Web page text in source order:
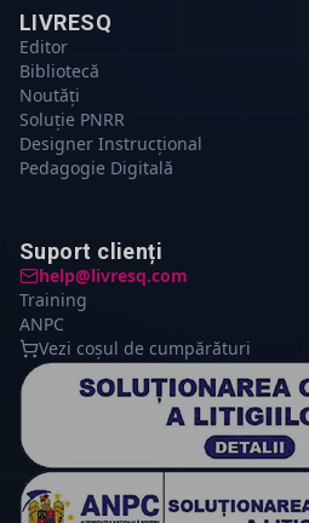
LIVRESQ
Editor
Bibliotecă
Noutăți
Soluție PNRR
Designer Instrucțional
Pedagogie Digitală
Suport clienți
help@livresq.com
Training
ANPC
Vezi coșul de cumpărături